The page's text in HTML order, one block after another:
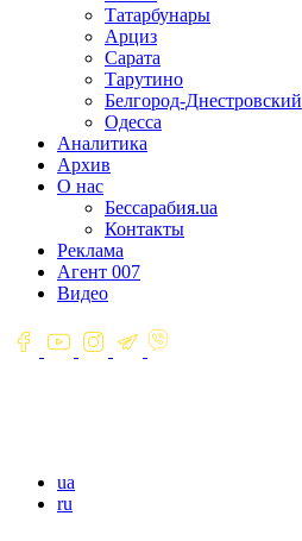
Татарбунары
Арциз
Сарата
Тарутино
Белгород-Днестровский
Одесса
Аналитика
Архив
О нас
Бессарабия.ua
Контакты
Реклама
Агент 007
Видео
ua
ru